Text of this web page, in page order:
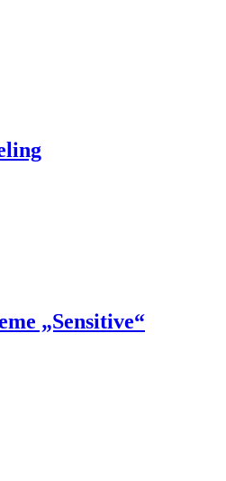
„Sensitive“